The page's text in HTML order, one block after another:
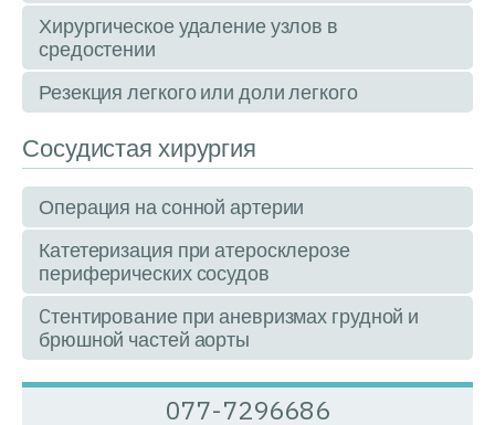
Хирургическое удаление узлов в
средостении
Резекция легкого или доли легкого
Сосудистая хирургия
Операция на сонной артерии
Катетеризация при атеросклерозе
периферических сосудов
Cтентирование при аневризмах грудной и
брюшной частей аорты
077-7296686